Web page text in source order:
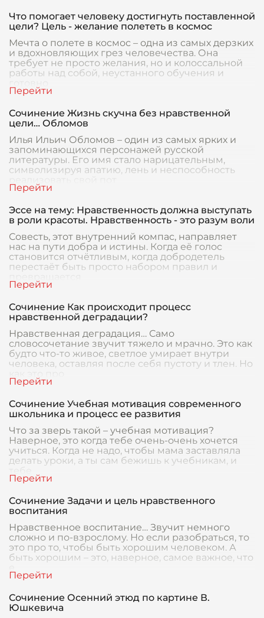
Что помогает человеку достигнуть поставленной
цели? Цель - желание полететь в космос
Мечта о полете в космос – одна из самых дерзких
и вдохновляющих грез человечества. Она
требует не просто желания, но и колоссальной
работы над собой, неустанного обучения и
Сочинение Жизнь скучна без нравственной
цели… Обломов
Илья Ильич Обломов – один из самых ярких и
запоминающихся персонажей русской
литературы. Его имя стало нарицательным,
символизируя апатию, лень и неспособность
Эссе на тему: Нравственность должна выступать
в роли красоты. Нравственность - это разум воли
Совесть, этот внутренний компас, направляет
нас на пути добра и истины. Когда её голос
становится отчётливым, когда добродетель
перестаёт быть просто набором правил и
Сочинение Как происходит процесс
нравственной деградации?
Нравственная деградация… Само
словосочетание звучит тяжело и мрачно. Это как
будто что-то живое, светлое умирает внутри
человека, оставляя после себя пустоту и тлен. Но
Сочинение Учебная мотивация современного
школьника и процесс ее развития
Что за зверь такой – учебная мотивация?
Наверное, это когда тебе очень-очень хочется
учиться. Когда не надо, чтобы мама заставляла
делать уроки, а ты сам бежишь к учебникам, и
тебе
Сочинение Задачи и цель нравственного
воспитания
Нравственное воспитание… Звучит немного
сложно и по-взрослому. Но если разобраться, то
это про то, чтобы быть хорошим человеком. А
быть хорошим – это, наверное, самое важное, что
Сочинение Осенний этюд по картине В.
Юшкевича